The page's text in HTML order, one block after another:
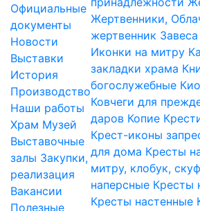
Официальные
документы
Новости
Выставки
История
Производство
Наши работы
Храм Музей
Выставочные
залы Закупки,
реализация
Вакансии
Полезные
Жертвенники,
жертвенник
Иконки на митру
закладки храма
богослужебные
Ковчеги для
даров Копие
Крест-иконы
для дома Кресты
митру, клобук,
наперсные Кресты
Кресты настенные